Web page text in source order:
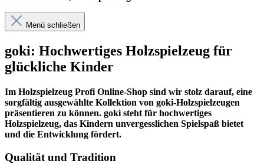
Menü schließen
goki: Hochwertiges Holzspielzeug für
glückliche Kinder
Im Holzspielzeug Profi Online-Shop sind wir stolz darauf, eine
sorgfältig ausgewählte Kollektion von goki-Holzspielzeugen
präsentieren zu können. goki steht für hochwertiges
Holzspielzeug, das Kindern unvergesslichen Spielspaß bietet
und die Entwicklung fördert.
Qualität und Tradition